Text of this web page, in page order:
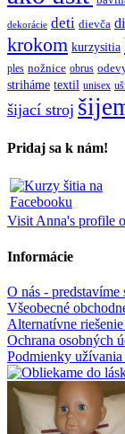
dekorácie deti dievča
krokom kurzysitia
ples nožnice obrus
striháme textil unisex
šijací stroj
Pridaj sa k nám!
Visit Anna's profile
Informácie
O nás - predstavíme
Všeobecné
Alternatívne
Ochrana osobných
Podmienky